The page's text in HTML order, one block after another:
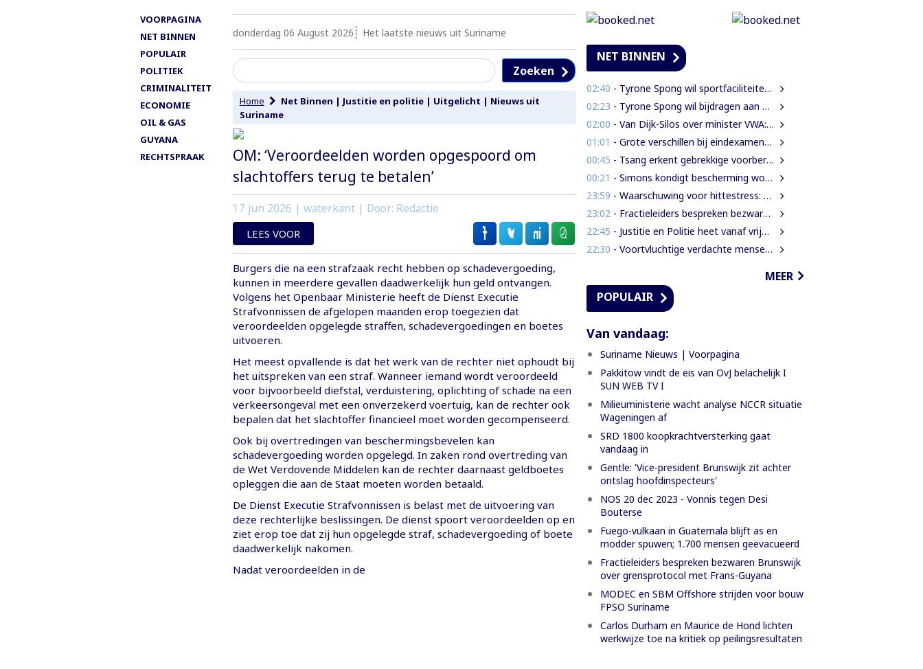
VOORPAGINA
NET BINNEN
POPULAIR
POLITIEK
CRIMINALITEIT
ECONOMIE
OIL & GAS
GUYANA
RECHTSPRAAK
donderdag 06 August 2026 Het laatste nieuws uit Suriname
Zoeken
Home Net Binnen | Justitie en politie| Uitgelicht | Nieuws uit
Suriname
OM: ‘Veroordeelden worden opgespoord om
slachtoffers terug te betalen’
17 jun 2026 | waterkant | Door: Redactie
LEES VOOR
Burgers die na een strafzaak recht hebben op schadevergoeding,
kunnen in meerdere gevallen daadwerkelijk hun geld ontvangen.
Volgens het Openbaar Ministerie heeft de Dienst Executie
Strafvonnissen de afgelopen maanden erop toegezien dat
veroordeelden opgelegde straffen, schadevergoedingen en boetes
uitvoeren.
Het meest opvallende is dat het werk van de rechter niet ophoudt bij
het uitspreken van een straf. Wanneer iemand wordt veroordeeld
voor bijvoorbeeld diefstal, verduistering, oplichting of schade na een
verkeersongeval met een onverzekerd voertuig, kan de rechter ook
bepalen dat het slachtoffer financieel moet worden gecompenseerd.
Ook bij overtredingen van beschermingsbevelen kan
schadevergoeding worden opgelegd. In zaken rond overtreding van
de Wet Verdovende Middelen kan de rechter daarnaast geldboetes
opleggen die aan de Staat moeten worden betaald.
De Dienst Executie Strafvonnissen is belast met de uitvoering van
deze rechterlijke beslissingen. De dienst spoort veroordeelden op en
ziet erop toe dat zij hun opgelegde straf, schadevergoeding of boete
daadwerkelijk nakomen.
Nadat veroordeelden in de
NET BINNEN
02:40 - Tyrone Spong wil sportfaciliteiten voor talentvolle Surinaamse jongeren
02:23 - Tyrone Spong wil bijdragen aan ontwikkeling Surinaamse jeugd
02:00 - Van Dijk-Silos over minister VWA: “Zet een technocraat die inzicht heeft in de volksgezondheid”
01:01 - Grote verschillen bij eindexamens mulo en lbo: STS-1 telt 174 afgewezen leerlingen
00:45 - Tsang erkent gebrekkige voorbereiding rehabilitatie Domineestraat
00:21 - Simons kondigt bescherming woongebieden en strengere aanpak illegale activiteiten aan
23:59 - Waarschuwing voor hittestress: gevoelstemperatuur in Suriname loopt op tot 38 graden
23:02 - Fractieleiders bespreken bezwaren Brunswijk over grensprotocol met Frans-Guyana
22:45 - Justitie en Politie heet vanaf vrijdag Justitie en Veiligheid
22:30 - Voortvluchtige verdachte mensenhandel aangehouden in Guyana en uitgeleverd aan Suriname
MEER
POPULAIR
Van vandaag:
Suriname Nieuws | Voorpagina
Pakkitow vindt de eis van OvJ belachelijk I
SUN WEB TV I
Milieuministerie wacht analyse NCCR situatie
Wageningen af
SRD 1800 koopkrachtversterking gaat
vandaag in
Gentle: 'Vice-president Brunswijk zit achter
ontslag hoofdinspecteurs'
NOS 20 dec 2023 - Vonnis tegen Desi
Bouterse
Fuego-vulkaan in Guatemala blijft as en
modder spuwen; 1.700 mensen geëvacueerd
Fractieleiders bespreken bezwaren Brunswijk
over grensprotocol met Frans-Guyana
MODEC en SBM Offshore strijden voor bouw
FPSO Suriname
Carlos Durham en Maurice de Hond lichten
werkwijze toe na kritiek op peilingsresultaten